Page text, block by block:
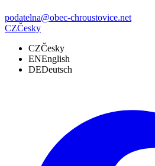
podatelna@obec-chroustovice.net
CZČesky
CZČesky
ENEnglish
DEDeutsch